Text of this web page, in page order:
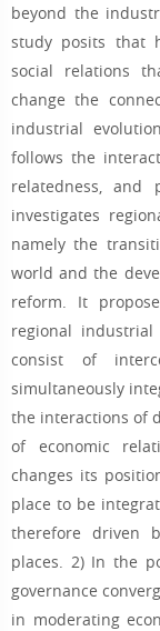
beyond the
study posits that
social relations
change the
industrial
follows the
relatedness,
investigates
namely the
world and the
reform. It
regional industrial
consist of
simultaneously
the interactions of
of economic
changes its
place to be
therefore driven
places. 2) In the
governance
in moderating